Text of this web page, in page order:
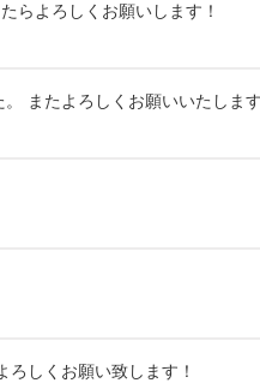
らよろしくお願いします！
またよろしくお願いいたします
しくお願い致します！